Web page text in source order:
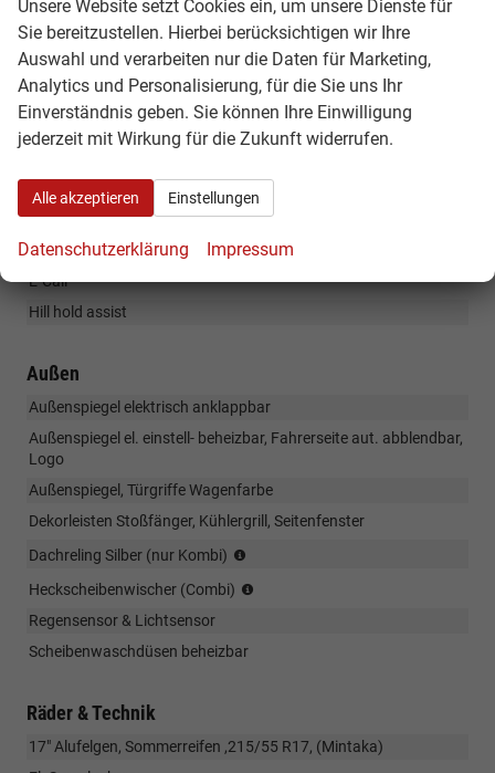
Nebelscheinwerfer,Abbiegelicht
Parksensoren vorne und hinten
RDKS
Zentralverriegelung
Adaptiver Spurhalteassistent inkl. Notfallhilfe
Adaptive Geschwindigkeitsregelung ACC
Crew protect assist
E-Call
Hill hold assist
Außen
Außenspiegel elektrisch anklappbar
Außenspiegel el. einstell- beheizbar, Fahrerseite aut. abblendbar,
Logo
Außenspiegel, Türgriffe Wagenfarbe
Dekorleisten Stoßfänger, Kühlergrill, Seitenfenster
Dachreling Silber (nur Kombi)
Heckscheibenwischer (Combi)
Regensensor & Lichtsensor
Scheibenwaschdüsen beheizbar
Räder & Technik
17" Alufelgen, Sommerreifen ,215/55 R17, (Mintaka)
Unsere Website setzt Cookies ein, um unsere Dienste für
Sie bereitzustellen. Hierbei berücksichtigen wir Ihre
Auswahl und verarbeiten nur die Daten für Marketing,
Analytics und Personalisierung, für die Sie uns Ihr
Einverständnis geben. Sie können Ihre Einwilligung
jederzeit mit Wirkung für die Zukunft widerrufen.
Alle akzeptieren Einstellungen
Datenschutzerklärung Impressum